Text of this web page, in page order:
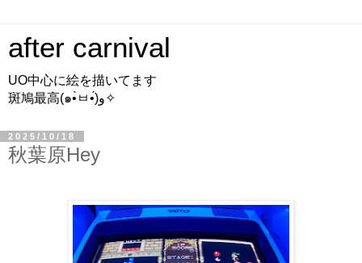
after carnival
UO中心に絵を描いてます
斑鳩最高(๑•̀ㅂ•́)و✧
2025/10/18
秋葉原Hey